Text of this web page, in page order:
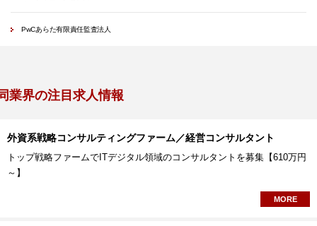
PwCあらた有限責任監査法人
業界の注目求人情報
外資系戦略コンサルティングファーム／経営コンサルタント
トップ戦略ファームでITデジタル領域のコンサルタントを募集【610万円
～】
MORE